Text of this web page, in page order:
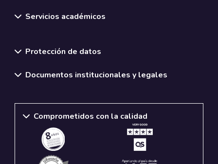
Servicios académicos
Protección de datos
Documentos institucionales y legales
Comprometidos con la calidad